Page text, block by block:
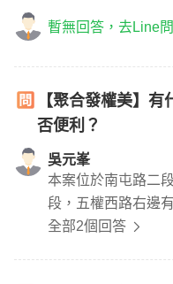
暫無回答，去Line問
【聚合發權美】
否便利？
吳元峯
本案位於南屯路二
段，五權西路右邊
上路至台74線車程
全部2個回答